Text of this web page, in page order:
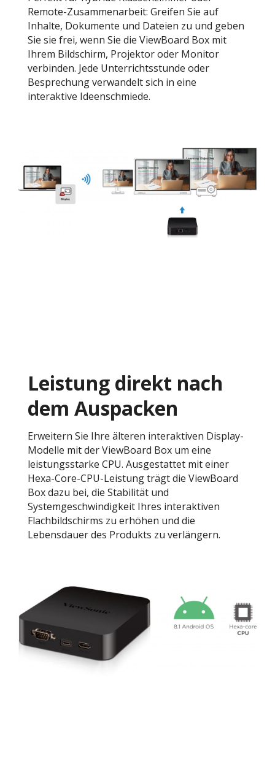
Remote-Zusammenarbeit: Greifen Sie auf
Inhalte, Dokumente und Dateien zu und geben
Sie sie frei, wenn Sie die ViewBoard Box mit
Ihrem Bildschirm, Projektor oder Monitor
verbinden. Jede Unterrichtsstunde oder
Besprechung verwandelt sich in eine
interaktive Ideenschmiede.
Leistung direkt nach
dem Auspacken
Erweitern Sie Ihre älteren interaktiven Display-
Modelle mit der ViewBoard Box um eine
leistungsstarke CPU. Ausgestattet mit einer
Hexa-Core-CPU-Leistung trägt die ViewBoard
Box dazu bei, die Stabilität und
Systemgeschwindigkeit Ihres interaktiven
Flachbildschirms zu erhöhen und die
Lebensdauer des Produkts zu verlängern.